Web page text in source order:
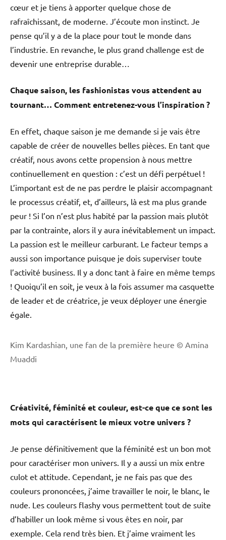
cœur et je tiens à apporter quelque chose de
rafraîchissant, de moderne. J’écoute mon instinct. Je
pense qu’il y a de la place pour tout le monde dans
l’industrie. En revanche, le plus grand challenge est de
devenir une entreprise durable…
Chaque saison, les fashionistas vous attendent au
tournant… Comment entretenez-vous l’inspiration ?
En effet, chaque saison je me demande si je vais être
capable de créer de nouvelles belles pièces. En tant que
créatif, nous avons cette propension à nous mettre
continuellement en question : c’est un défi perpétuel !
L’important est de ne pas perdre le plaisir accompagnant
le processus créatif, et, d’ailleurs, là est ma plus grande
peur ! Si l’on n’est plus habité par la passion mais plutôt
par la contrainte, alors il y aura inévitablement un impact.
La passion est le meilleur carburant. Le facteur temps a
aussi son importance puisque je dois superviser toute
l’activité business. Il y a donc tant à faire en même temps
! Quoiqu’il en soit, je veux à la fois assumer ma casquette
de leader et de créatrice, je veux déployer une énergie
égale.
Kim Kardashian, une fan de la première heure © Amina
Muaddi
Créativité, féminité et couleur, est-ce que ce sont les
mots qui caractérisent le mieux votre univers ?
Je pense définitivement que la féminité est un bon mot
pour caractériser mon univers. Il y a aussi un mix entre
culot et attitude. Cependant, je ne fais pas que des
couleurs prononcées, j’aime travailler le noir, le blanc, le
nude. Les couleurs flashy vous permettent tout de suite
d’habiller un look même si vous êtes en noir, par
exemple. Cela rend très bien. Et j’aime vraiment les